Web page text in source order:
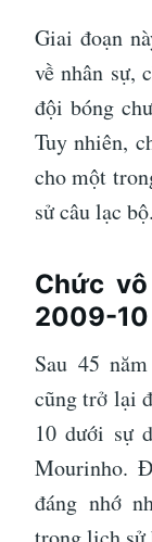
Giai đoạn
về nhân sự,
đội bóng
Tuy nhiên,
cho một
sử câu lạc bộ.
Chức
2009-10
Sau 45
cũng trở lại
10 dưới sự
Mourinho.
đáng nhớ